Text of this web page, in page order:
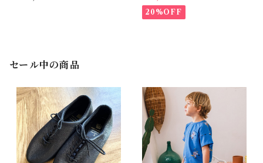
20%OFF
セール中の商品